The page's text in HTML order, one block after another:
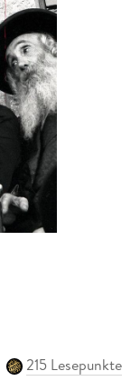
215 Lesepunkte